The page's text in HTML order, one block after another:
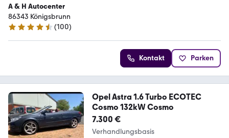
A & H Autocenter
86343 Königsbrunn
4.5 Sterne
(100)
Kontakt Parken
Opel Astra 1.6 Turbo ECOTEC
Cosmo 132kW Cosmo
7.300 €
Verhandlungsbasis